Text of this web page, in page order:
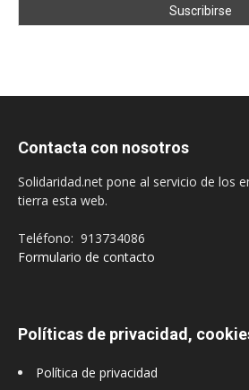
Contacta con nosotros
Solidaridad.net pone al servicio de los
tierra esta web.
Teléfono: 913734086
Formulario de contacto
Políticas de privacidad,
Política de privacidad